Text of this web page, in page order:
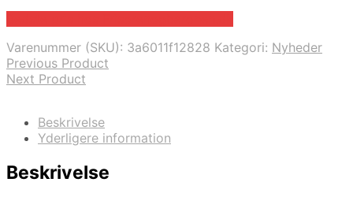
Varenummer (SKU): 3a6011f12828 Kategori: Nyheder
Previous Product
Next Product
Beskrivelse
Yderligere information
Beskrivelse